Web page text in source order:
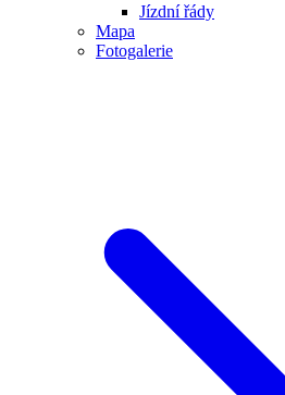
Jízdní řády
Mapa
Fotogalerie